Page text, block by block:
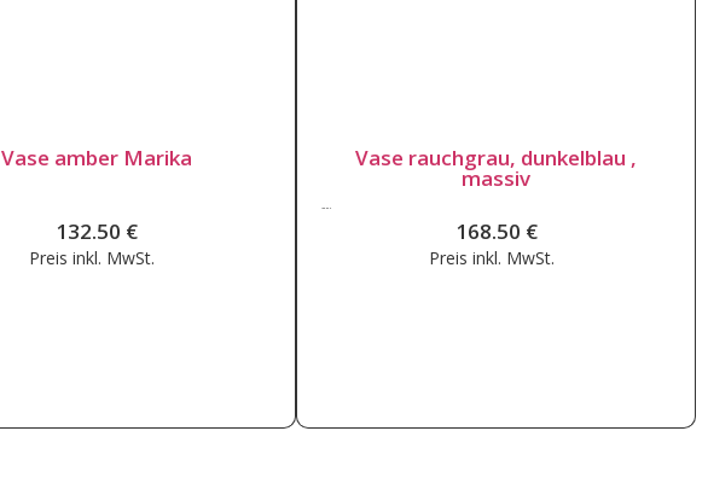
Vase amber Marika
132.50 €
Preis inkl. MwSt.
Vase rauchgrau, dunkelblau ,
massiv
168.50 €
168.50 €
Preis inkl. MwSt.